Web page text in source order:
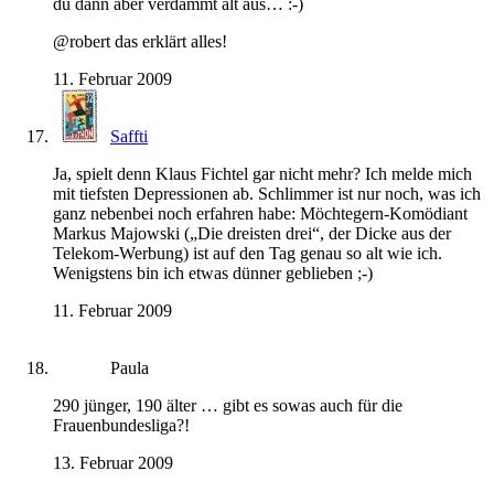
du dann aber verdammt alt aus… :-)
@robert das erklärt alles!
11. Februar 2009
Saffti
Ja, spielt denn Klaus Fichtel gar nicht mehr? Ich melde mich
mit tiefsten Depressionen ab. Schlimmer ist nur noch, was ich
ganz nebenbei noch erfahren habe: Möchtegern-Komödiant
Markus Majowski („Die dreisten drei“, der Dicke aus der
Telekom-Werbung) ist auf den Tag genau so alt wie ich.
Wenigstens bin ich etwas dünner geblieben ;-)
11. Februar 2009
Paula
290 jünger, 190 älter … gibt es sowas auch für die
Frauenbundesliga?!
13. Februar 2009